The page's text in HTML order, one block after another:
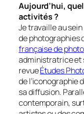
Aujourd’hui,
activités ?
Je travaille au
de photographies
française de
administratrice et
revueÉtudes
de l’iconographie
sa diffusion.
contemporain,